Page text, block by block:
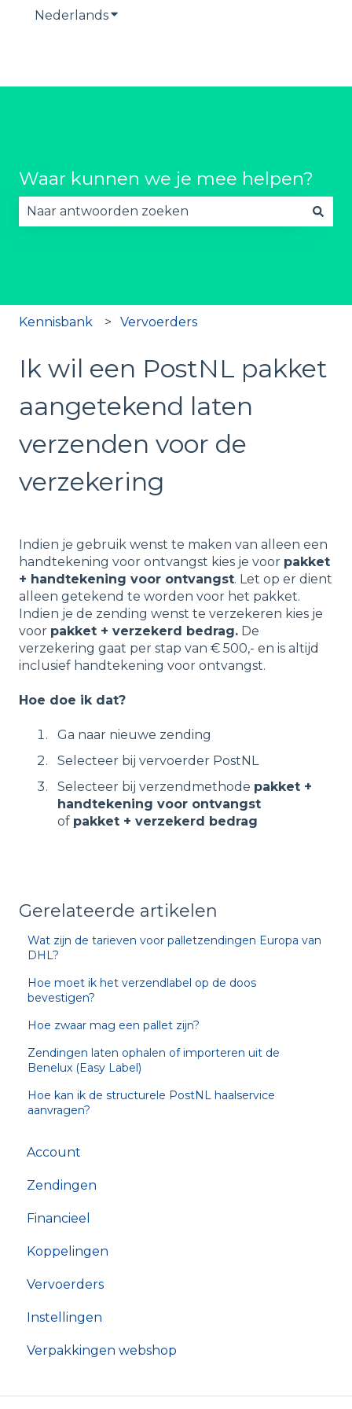
NederlandsSubmenu tonen voor vertalingen
Waar kunnen we je mee helpen?
Kennisbank Vervoerders
Ik wil een PostNL pakket
aangetekend laten
verzenden voor de
verzekering
Indien je gebruik wenst te maken van alleen een
handtekening voor ontvangst kies je voor pakket
+ handtekening voor ontvangst. Let op er dient
alleen getekend te worden voor het pakket.
Indien je de zending wenst te verzekeren kies je
voor pakket + verzekerd bedrag. De
verzekering gaat per stap van € 500,- en is altijd
inclusief handtekening voor ontvangst.
Hoe doe ik dat?
Ga naar nieuwe zending
Selecteer bij vervoerder PostNL
Selecteer bij verzendmethode pakket +
handtekening voor ontvangst
of pakket + verzekerd bedrag
Gerelateerde artikelen
Wat zijn de tarieven voor palletzendingen Europa van
DHL?
Hoe moet ik het verzendlabel op de doos
bevestigen?
Hoe zwaar mag een pallet zijn?
Zendingen laten ophalen of importeren uit de
Benelux (Easy Label)
Hoe kan ik de structurele PostNL haalservice
aanvragen?
Account
Zendingen
Financieel
Koppelingen
Vervoerders
Instellingen
Verpakkingen webshop